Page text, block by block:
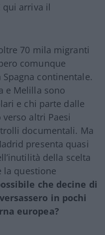
qui arriva il
70 mila migranti
comunque
continentale.
e Melilla sono
e chi parte dalle
altri Paesi
documentali. Ma
presenta quasi
della scelta
la questione
che decine di
in pochi
europea?